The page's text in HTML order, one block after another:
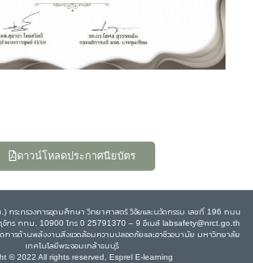
ดาวน์โหลดประกาศนียบัตร
กระทรวงการอุดมศึกษา วิทยาศาสตร์ วิจัยและนวัตกรรม เลขที่ 196 ถนน
ตุจักร กทม. 10900 โทร 0 25791370 – 9 อีเมล์ labsafety@nrct.go.th
ารด้านพลังงานสิ่งแวดล้อมความปลอดภัยและอาชีวอนามัย มหาวิทยาลัย
เทคโนโลยีพระจอมเกล้าธนบุรี
© 2022 All rights reserved, Esprel E-learning